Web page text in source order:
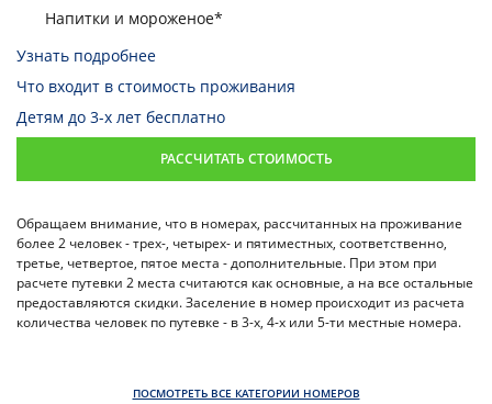
Напитки и мороженое*
Узнать подробнее
Что входит в стоимость проживания
Детям до 3-х лет бесплатно
РАССЧИТАТЬ СТОИМОСТЬ
Обращаем внимание, что в номерах, рассчитанных на проживание
более 2 человек - трех-, четырех- и пятиместных, соответственно,
третье, четвертое, пятое места - дополнительные. При этом при
расчете путевки 2 места считаются как основные, а на все остальные
предоставляются скидки. Заселение в номер происходит из расчета
количества человек по путевке - в 3-х, 4-х или 5-ти местные номера.
ПОСМОТРЕТЬ ВСЕ КАТЕГОРИИ НОМЕРОВ